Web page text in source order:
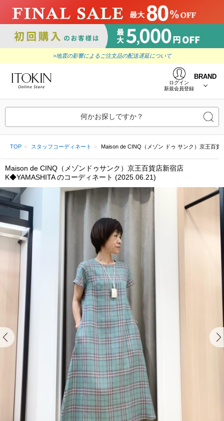
>地震の影響によるご注文品の配送遅延について
ログイン
新規会員登録
BRAND
何かお探しですか？
TOP スタッフコーディネート Maison de CINQ（メゾン ドゥ サンク）京王百
Maison de CINQ（メゾンドゥサンク）京王百貨店新宿店
K◆YAMASHITA のコーディネート (2025.06.21)